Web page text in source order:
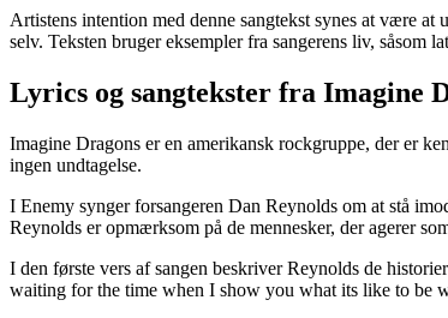
Artistens intention med denne sangtekst synes at være
selv. Teksten bruger eksempler fra sangerens liv, såsom
Lyrics og sangtekster fra Imagine
Imagine Dragons er en amerikansk rockgruppe, der er
ingen undtagelse.
I Enemy synger forsangeren Dan Reynolds om at stå
Reynolds er opmærksom på de mennesker, der agerer
I den første vers af sangen beskriver Reynolds de
waiting for the time when I show you what its like to be